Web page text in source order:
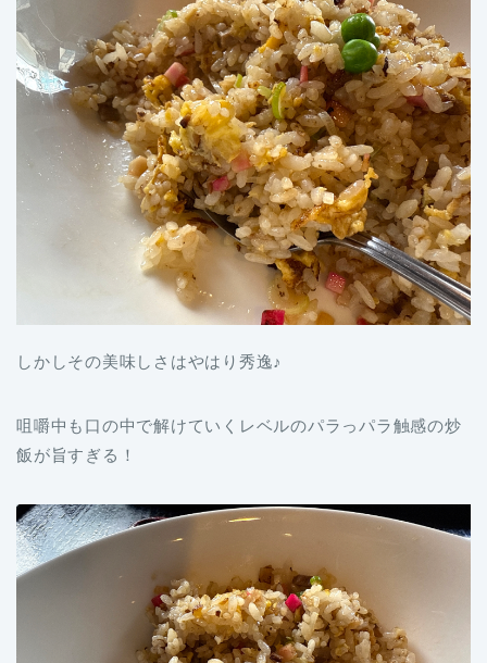
しかしその美味しさはやはり秀逸♪
咀嚼中も口の中で解けていくレベルのパラっパラ触感の炒
飯が旨すぎる！